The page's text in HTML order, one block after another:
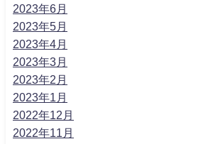
2023年6月
2023年5月
2023年4月
2023年3月
2023年2月
2023年1月
2022年12月
2022年11月